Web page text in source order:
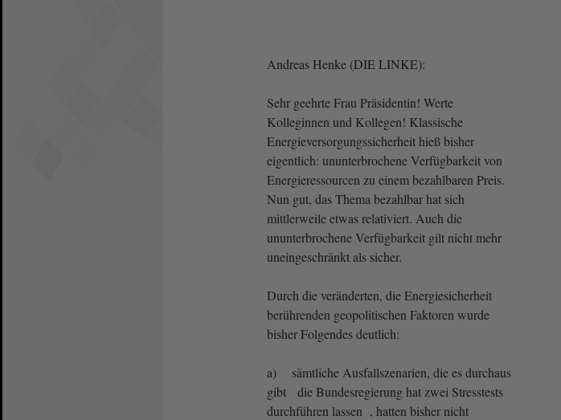
Andreas Henke (DIE LINKE):
Sehr geehrte Frau Präsidentin! Werte
Kolleginnen und Kollegen! Klassische
Energieversorgungssicherheit hieß bisher
eigentlich: ununterbrochene Verfügbarkeit von
Energieressourcen zu einem bezahlbaren Preis.
Nun gut, das Thema bezahlbar hat sich
mittlerweile etwas relativiert. Auch die
ununterbrochene Verfügbarkeit gilt nicht mehr
uneingeschränkt als sicher.
Durch die veränderten, die Energiesicherheit
berührenden geopolitischen Faktoren wurde
bisher Folgendes deutlich:
a) sämtliche Ausfallszenarien, die es durchaus
gibt die Bundesregierung hat zwei Stresstests
durchführen lassen , hatten bisher nicht